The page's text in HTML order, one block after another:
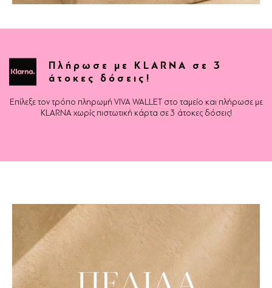
Πλήρωσε με KLARNA σε 3
άτοκες δόσεις!
Επίλεξε τον τρόπο πληρωμή VIVA WALLET στο ταμείο και πλήρωσε με
KLARNA χωρίς πιστωτική κάρτα σε 3 άτοκες δόσεις!